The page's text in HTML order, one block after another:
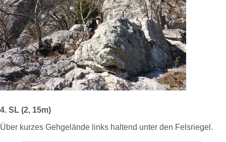
4. SL (2, 15m)
Über kurzes Gehgelände links haltend unter den Felsriegel.